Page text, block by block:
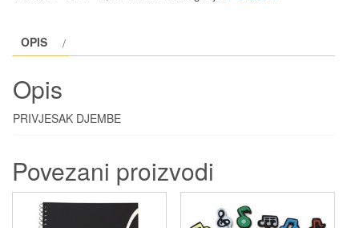
OPIS
Opis
PRIVJESAK DJEMBE
Povezani proizvodi